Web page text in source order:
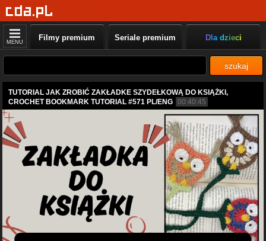
MENU Filmy premium Seriale premium Dla dzieci
szukaj
TUTORIAL JAK ZROBIĆ ZAKŁADKE SZYDEŁKOWĄ DO KSIĄŻKI,
CROCHET BOOKMARK TUTORIAL #571 PL/ENG 00:40:45